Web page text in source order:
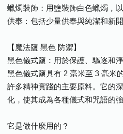
蠟燭裝飾：用鹽裝飾白色蠟燭，
供奉：包括少量供奉與純潔和新
【魔法鹽 黑色 防禦】
黑色儀式鹽：用於保護、驅逐和
黑色儀式鹽具有 2 毫米至 3 毫米
許多精神實踐的主要原料。它的
化，使其成為各種儀式和咒語的強
它是做什麼用的？